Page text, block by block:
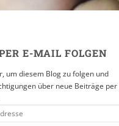
E-MAIL FOLGEN
um diesem Blog zu folgen und
über neue Beiträge per